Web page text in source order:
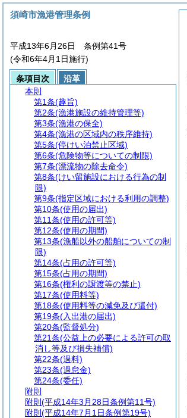
須崎市漁港管理条例
平成13年6月26日 条例第41号
(令和6年4月1日施行)
条項目次
沿革
本則
第1条(趣旨)
第2条(漁港施設の維持管理等)
第3条(漁港の保全)
第4条(漁港の区域内の秩序維持)
第5条(停けい泊禁止区域)
第6条(危険物等についての制限)
第7条(漂流物の除去命令)
第8条(けい留施設における行為の制
限)
第9条(指定区域における利用の調整)
第10条(使用の届出)
第11条(使用の許可等)
第12条(使用の期間)
第13条(漁船以外の船舶についての制
限)
第14条(占用の許可等)
第15条(占用の期間)
第16条(権利の譲渡等の禁止)
第17条(使用料等)
第18条(使用料等の減免及び還付)
第19条(入出港の届出)
第20条(監督処分)
第21条(公益上の必要による許可の取
消し等及び損失補償)
第22条(過料)
第23条(過怠金)
第24条(委任)
附則
附則 (平成14年3月28日条例第11号)
附則 (平成14年7月1日条例第19号)